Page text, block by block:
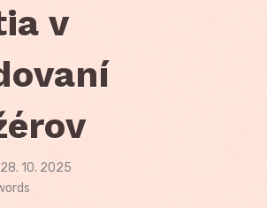
v
Posted
on
28. 10. 2025